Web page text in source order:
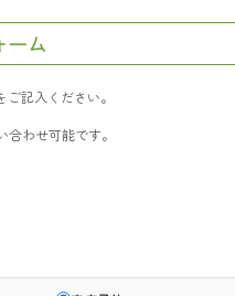
ム
記入ください。
わせ可能です。